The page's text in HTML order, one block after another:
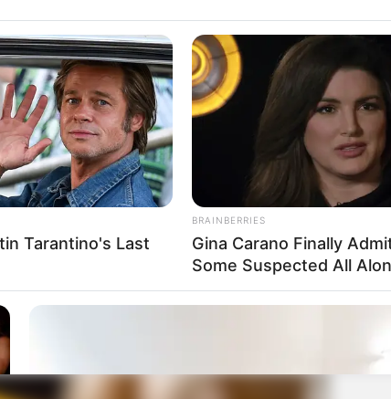
do WhatsApp!
as principais notícias de Paraguaçu Paulista e região
Tarantino's Last
BRAINBERRIES
Gina Carano Finally
Some Suspected All